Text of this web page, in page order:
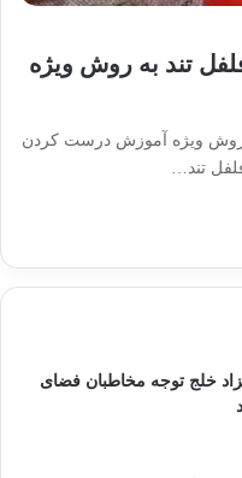
تند به روش ویژه
ویژه آموزش درست کردن
تند…
خلج توجه مخاطبان فضای